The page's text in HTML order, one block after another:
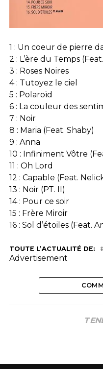
1 : Un coeur de pierre
2 : L’ère du Temps
3 : Roses Noires
4 : Tutoyez le ciel
5 : Polaroïd
6 : La couleur des
7 : Noir
8 : Maria (Feat. Shaby)
9 : Anna
10 : Infiniment Vôtre
11 : Oh Lord
12 : Capable (Feat.
13 : Noir (PT. II)
14 : Pour ce soir
15 : Frère Miroir
16 : Sol d’étoiles (Feat.
TOUTE L’ACTUALITÉ DE:
Advertisement